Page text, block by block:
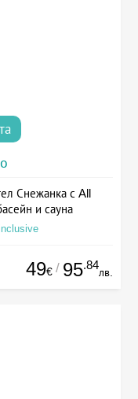
Снежанка с All
и сауна
49€ / 95.84
лв.